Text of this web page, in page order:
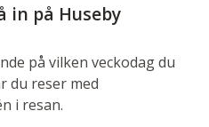
in på Huseby
på vilken veckodag du
du reser med
i resan.